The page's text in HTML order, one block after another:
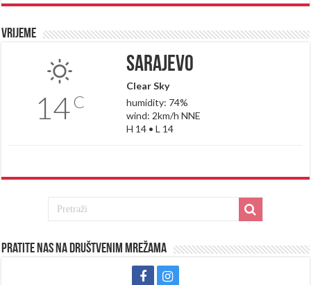
Vrijeme
14C
Sarajevo
Clear Sky
humidity: 74%
wind: 2km/h NNE
H 14 • L 14
Pratite nas na društvenim mrežama